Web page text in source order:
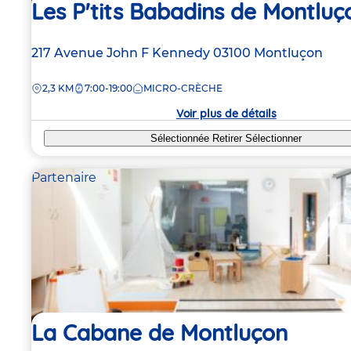
Les P'tits Babadins de
Adresse
la
217 Avenue John F Kennedy 03100 Montluçon
DISTANCE
2,3 KM 7:00-19:00 MICRO-CRÈCHE
Voir plus de détails
Sélectionnée RetirerSélectionner
Partenaire
La Cabane de Montluçon